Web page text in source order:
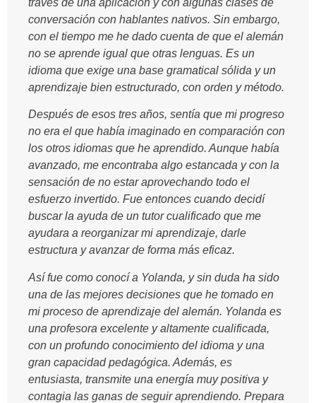
conversación con hablantes nativos. Sin embargo,
con el tiempo me he dado cuenta de que el alemán
no se aprende igual que otras lenguas. Es un
idioma que exige una base gramatical sólida y un
aprendizaje bien estructurado, con orden y método.
Después de esos tres años, sentía que mi progreso
no era el que había imaginado en comparación con
los otros idiomas que he aprendido. Aunque había
avanzado, me encontraba algo estancada y con la
sensación de no estar aprovechando todo el
esfuerzo invertido. Fue entonces cuando decidí
buscar la ayuda de un tutor cualificado que me
ayudara a reorganizar mi aprendizaje, darle
estructura y avanzar de forma más eficaz.
Así fue como conocí a Yolanda, y sin duda ha sido
una de las mejores decisiones que he tomado en
mi proceso de aprendizaje del alemán. Yolanda es
una profesora excelente y altamente cualificada,
con un profundo conocimiento del idioma y una
gran capacidad pedagógica. Además, es
entusiasta, transmite una energía muy positiva y
contagia las ganas de seguir aprendiendo. Prepara